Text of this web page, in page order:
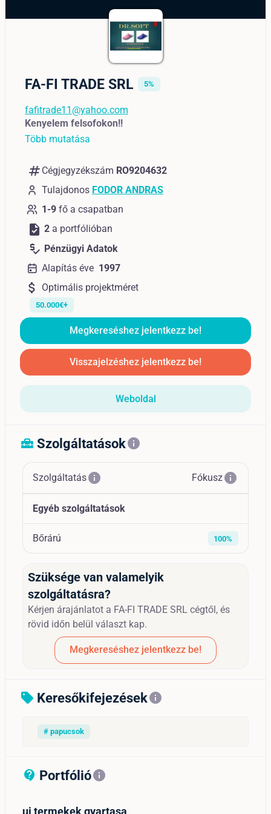
FA-FI TRADE SRL 5%
fafitrade11@yahoo.com
Kenyelem felsofokon!!
Több mutatása
numbers Cégjegyzékszám RO9204632
Tulajdonos FODOR ANDRAS
1-9 fő a csapatban
task 2 a portfólióban
price_check Pénzügyi Adatok
Alapítás éve 1997
attach_money Optimális projektméret
50.000€+
Megkereséshez jelentkezz be!
Visszajelzéshez jelentkezz be!
Weboldal
home_repair_service Szolgáltatásokinfo
Szolgáltatásinfo Fókuszinfo
Egyéb szolgáltatások
Bőrárú 100%
Szüksége van valamelyik
szolgáltatásra?
Kérjen árajánlatot a FA-FI TRADE SRL cégtől, és
rövid időn belül választ kap.
Megkereséshez jelentkezz be!
sell Keresőkifejezésekinfo
# papucsok
contact_support_outline
Portfólióinfo
uj termekek gyartasa